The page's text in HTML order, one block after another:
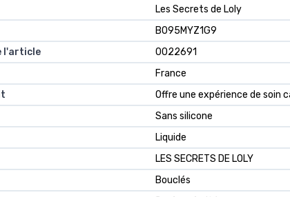
Les Secrets de Loly
B095MYZ1G9
l'article
0022691
France
Offre une expérience de soin
Sans silicone
Liquide
LES SECRETS DE LOLY
Bouclés